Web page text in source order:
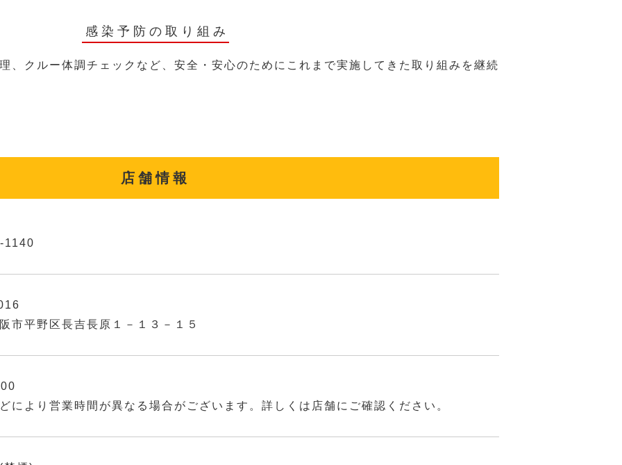
感染予防の取り組み
、クルー体調チェックなど、安全・安心のためにこれまで実施してきた取り組みを継続
店舗情報
1140
市平野区長吉長原１－１３－１５
により営業時間が異なる場合がございます。詳しくは店舗にご確認ください。